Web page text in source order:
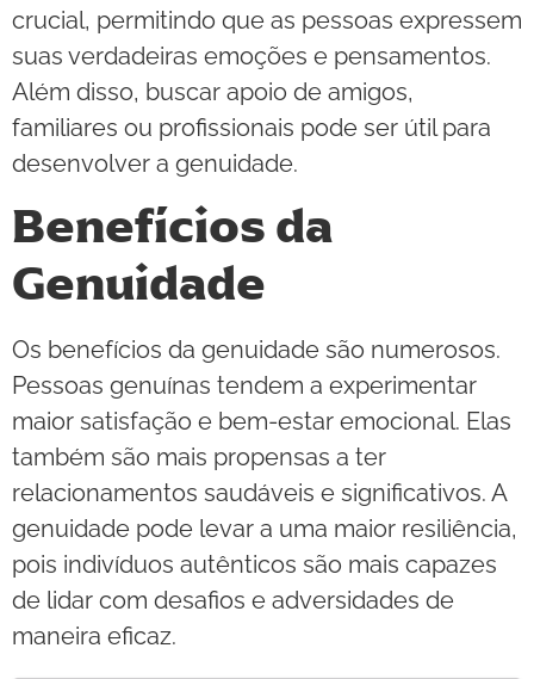
crucial, permitindo que as pessoas expressem
suas verdadeiras emoções e pensamentos.
Além disso, buscar apoio de amigos,
familiares ou profissionais pode ser útil para
desenvolver a genuidade.
Benefícios da
Genuidade
Os benefícios da genuidade são numerosos.
Pessoas genuínas tendem a experimentar
maior satisfação e bem-estar emocional. Elas
também são mais propensas a ter
relacionamentos saudáveis e significativos. A
genuidade pode levar a uma maior resiliência,
pois indivíduos autênticos são mais capazes
de lidar com desafios e adversidades de
maneira eficaz.